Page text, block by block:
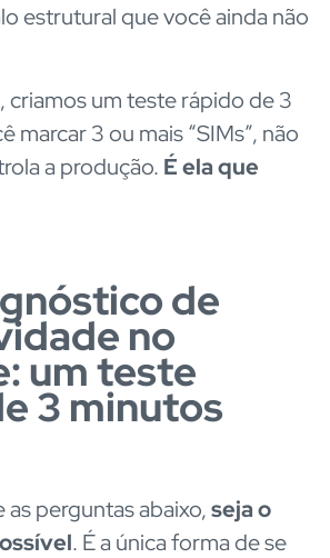
estrutural que você ainda não
criamos um teste rápido de 3
marcar 3 ou mais “SIMs”, não
a produção. É ela que
de
no
um teste
3 minutos
perguntas abaixo,seja o
. É a única forma de se